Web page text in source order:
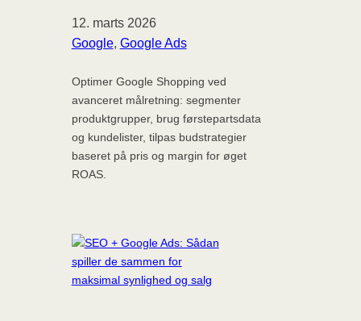
12. marts 2026
Google, Google Ads
Optimer Google Shopping ved
avanceret målretning: segmenter
produktgrupper, brug førstepartsdata
og kundelister, tilpas budstrategier
baseret på pris og margin for øget
ROAS.